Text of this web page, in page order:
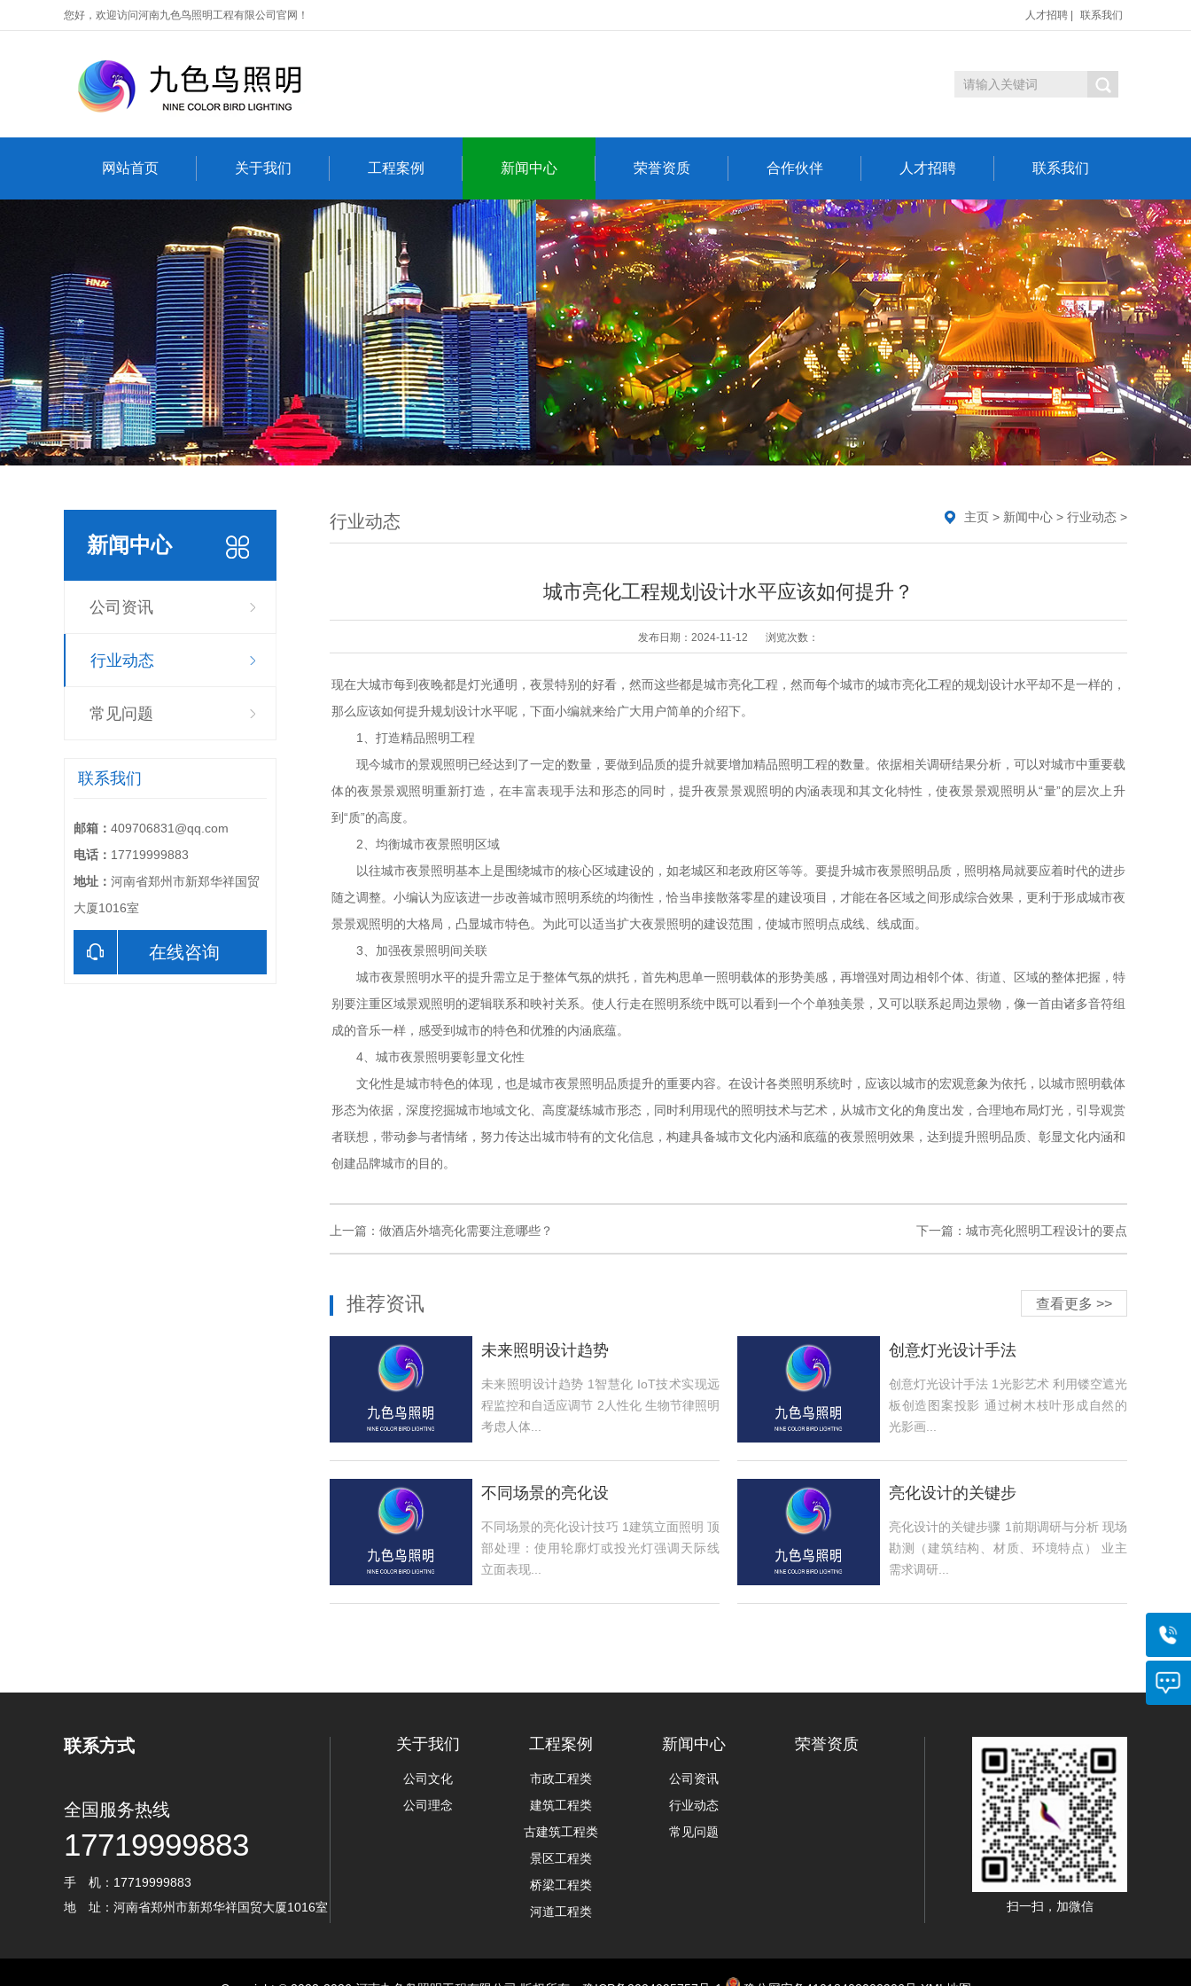
您好，欢迎访问河南九色鸟照明工程有限公司官网！ 人才招聘 联系我们
网站首页 关于我们 工程案例 新闻中心 荣誉资质 合作伙伴 人才招聘 联系我们
新闻中心
公司资讯
行业动态
常见问题
联系我们
邮箱： 409706831@qq.com
电话： 17719999883
地址： 河南省郑州市新郑华祥国贸
大厦1016室
在线咨询
主页 > 新闻中心 > 行业动态 >
行业动态
城市亮化工程规划设计水平应该如何提升？
发布日期：2024-11-12 浏览次数：
现在大城市每到夜晚都是灯光通明，夜景特别的好看，然而这些都是城市亮化工程，然而每个城市的城市亮化工程的规划设计水平却不是一样的，
那么应该如何提升规划设计水平呢，下面小编就来给广大用户简单的介绍下。
1、打造精品照明工程
现今城市的景观照明已经达到了一定的数量，要做到品质的提升就要增加精品照明工程的数量。依据相关调研结果分析，可以对城市中重要载
体的夜景景观照明重新打造，在丰富表现手法和形态的同时，提升夜景景观照明的内涵表现和其文化特性，使夜景景观照明从“量”的层次上升
到“质”的高度。
2、均衡城市夜景照明区域
以往城市夜景照明基本上是围绕城市的核心区域建设的，如老城区和老政府区等等。要提升城市夜景照明品质，照明格局就要应着时代的进步
随之调整。小编认为应该进一步改善城市照明系统的均衡性，恰当串接散落零星的建设项目，才能在各区域之间形成综合效果，更利于形成城市夜
景景观照明的大格局，凸显城市特色。为此可以适当扩大夜景照明的建设范围，使城市照明点成线、线成面。
3、加强夜景照明间关联
城市夜景照明水平的提升需立足于整体气氛的烘托，首先构思单一照明载体的形势美感，再增强对周边相邻个体、街道、区域的整体把握，特
别要注重区域景观照明的逻辑联系和映衬关系。使人行走在照明系统中既可以看到一个个单独美景，又可以联系起周边景物，像一首由诸多音符组
成的音乐一样，感受到城市的特色和优雅的内涵底蕴。
4、城市夜景照明要彰显文化性
文化性是城市特色的体现，也是城市夜景照明品质提升的重要内容。在设计各类照明系统时，应该以城市的宏观意象为依托，以城市照明载体
形态为依据，深度挖掘城市地域文化、高度凝练城市形态，同时利用现代的照明技术与艺术，从城市文化的角度出发，合理地布局灯光，引导观赏
者联想，带动参与者情绪，努力传达出城市特有的文化信息，构建具备城市文化内涵和底蕴的夜景照明效果，达到提升照明品质、彰显文化内涵和
创建品牌城市的目的。
上一篇： 做酒店外墙亮化需要注意哪些？ 下一篇： 城市亮化照明工程设计的要点
查看更多 >>
推荐资讯
未来照明设计趋势
未来照明设计趋势 1智慧化 IoT技术实现远
程监控和自适应调节 2人性化 生物节律照明
考虑人体...
创意灯光设计手法
创意灯光设计手法 1光影艺术 利用镂空遮光
板创造图案投影 通过树木枝叶形成自然的
光影画...
不同场景的亮化设
不同场景的亮化设计技巧 1建筑立面照明 顶
部处理：使用轮廓灯或投光灯强调天际线
立面表现...
亮化设计的关键步
亮化设计的关键步骤 1前期调研与分析 现场
勘测（建筑结构、材质、环境特点） 业主
需求调研...
联系方式
全国服务热线
17719999883
手 机：17719999883
地 址：河南省郑州市新郑华祥国贸大厦1016室
关于我们
公司文化
公司理念
工程案例
市政工程类
建筑工程类
古建筑工程类
景区工程类
桥梁工程类
河道工程类
新闻中心
公司资讯
行业动态
常见问题
荣誉资质
扫一扫，加微信